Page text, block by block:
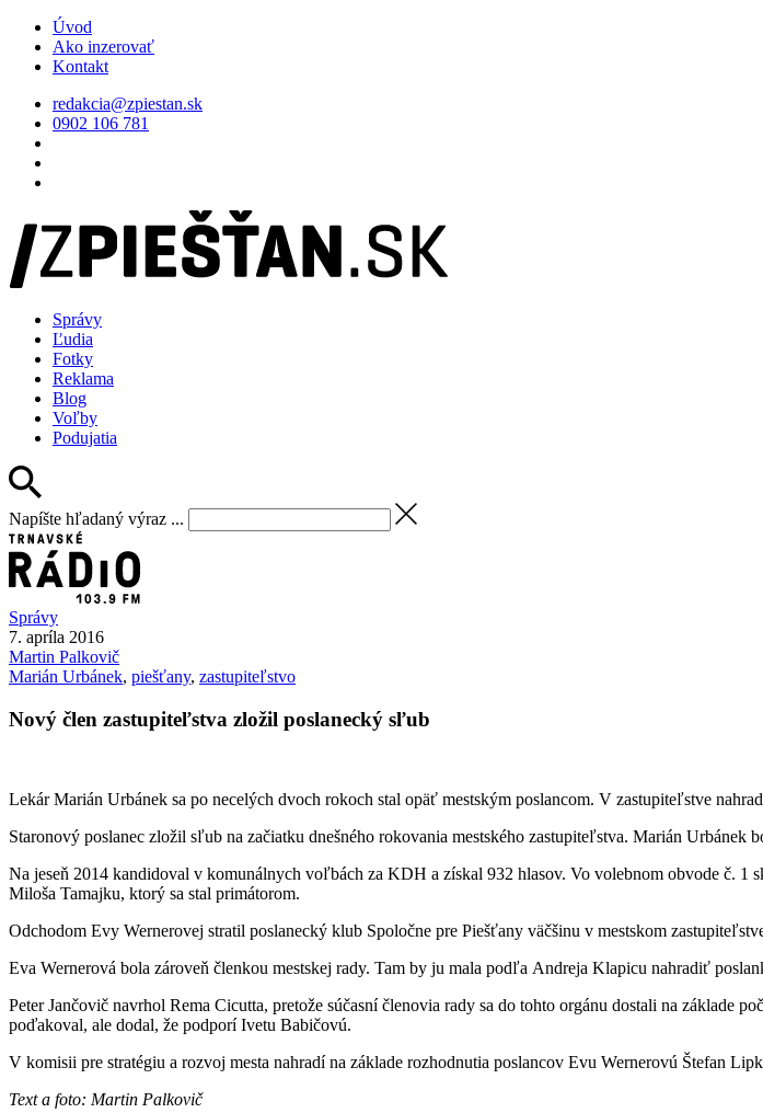
Úvod
Ako inzerovať
Kontakt
redakcia@zpiestan.sk
0902 106 781
Správy
Ľudia
Fotky
Reklama
Blog
Voľby
Podujatia
Napíšte hľadaný výraz ...
Správy
7. apríla 2016
Martin Palkovič
Marián Urbánek, piešťany, zastupiteľstvo
Nový člen zastupiteľstva zložil poslanecký sľub
Lekár Marián Urbánek sa po necelých dvoch rokoch stal opäť mestským poslancom. V zastupiteľstve
Staronový poslanec zložil sľub na začiatku dnešného rokovania mestského zastupiteľstva. Marián Urbánek
Na jeseň 2014 kandidoval v komunálnych voľbách za KDH a získal 932 hlasov. Vo volebnom obvode č. 1
Miloša Tamajku, ktorý sa stal primátorom.
Odchodom Evy Wernerovej stratil poslanecký klub Spoločne pre Piešťany väčšinu v mestskom
Eva Wernerová bola zároveň členkou mestskej rady. Tam by ju mala podľa Andreja Klapicu nahradiť
Peter Jančovič navrhol Rema Cicutta, pretože súčasní členovia rady sa do tohto orgánu dostali na
poďakoval, ale dodal, že podporí Ivetu Babičovú.
V komisii pre stratégiu a rozvoj mesta nahradí na základe rozhodnutia poslancov Evu Wernerovú Štefan
Text a foto: Martin Palkovič